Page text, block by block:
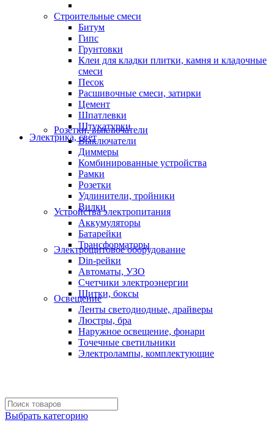
Строительные смеси
Битум
Гипс
Грунтовки
Клеи для кладки плитки, камня и кладочные
смеси
Песок
Расшивочные смеси, затирки
Цемент
Шпатлевки
Штукатурки
Электрика, свет
Розетки, выключатели
Выключатели
Диммеры
Комбинированные устройства
Рамки
Розетки
Удлинители, тройники
Вилки
Устройства электропитания
Аккумуляторы
Батарейки
Трансформаторы
Электрощитовое оборудование
Din-рейки
Автоматы, УЗО
Счетчики электроэнергии
Щитки, боксы
Освещение
Ленты светодиодные, драйверы
Люстры, бра
Наружное освещение, фонари
Точечные светильники
Электролампы, комплектующие
Выбрать категорию